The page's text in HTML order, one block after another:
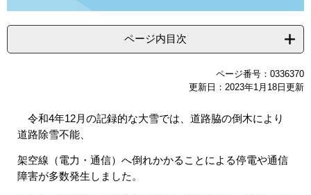
ページ内目次
ページ番号：0336370
更新日：2023年1月18日更新
令和4年12月の記録的な大雪では、道路脇の倒木により
道路除雪不能、
架空線（電力・通信）へ倒れかかることによる停電や通信
障害が多数発生しました。